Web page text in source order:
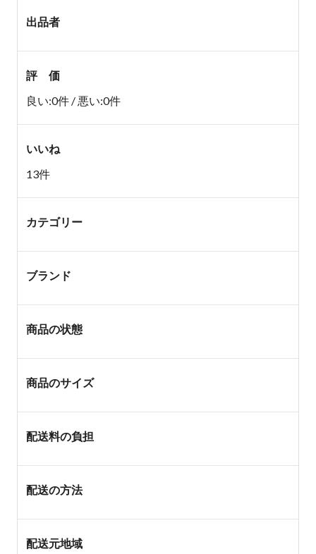
出品者
評 価
良い:0件 / 悪い:0件
いいね
13件
カテゴリー
ブランド
商品の状態
商品のサイズ
配送料の負担
配送の方法
配送元地域